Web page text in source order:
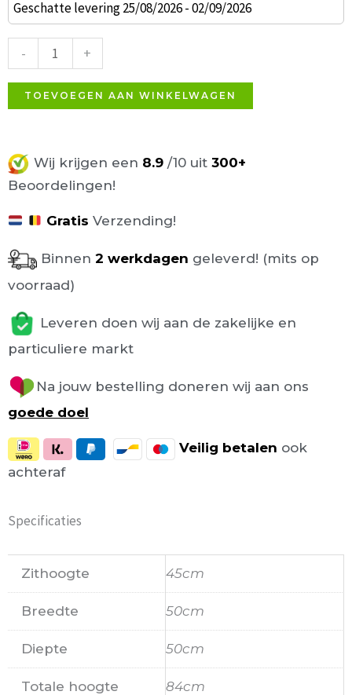
Geschatte levering 25/08/2026 - 02/09/2026
-
Set
van
Whitby
stoelen
grijs
+
TOEVOEGEN AAN WINKELWAGEN
Wij krijgen een 8.9 /10 uit 300+
Beoordelingen!
Gratis Verzending!
Binnen 2 werkdagen geleverd! (mits op
voorraad)
Leveren doen wij aan de zakelijke en
particuliere markt
Na jouw bestelling doneren wij aan ons
goede doel
Veilig betalen ook
achteraf
Specificaties
Zithoogte 45cm
Breedte 50cm
Diepte 50cm
Totale hoogte 84cm